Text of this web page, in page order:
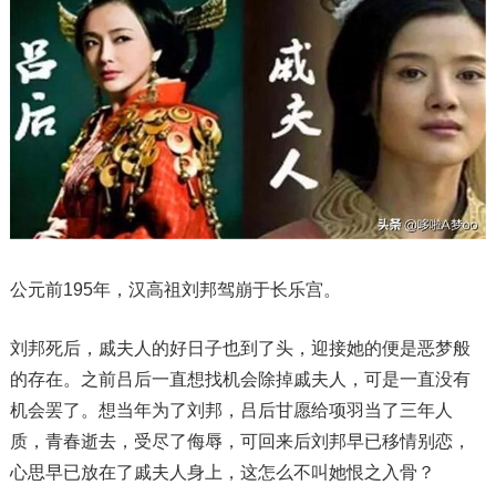
公元前195年，汉高祖刘邦驾崩于长乐宫。
刘邦死后，戚夫人的好日子也到了头，迎接她的便是恶梦般
的存在。之前吕后一直想找机会除掉戚夫人，可是一直没有
机会罢了。想当年为了刘邦，吕后甘愿给项羽当了三年人
质，青春逝去，受尽了侮辱，可回来后刘邦早已移情别恋，
心思早已放在了戚夫人身上，这怎么不叫她恨之入骨？